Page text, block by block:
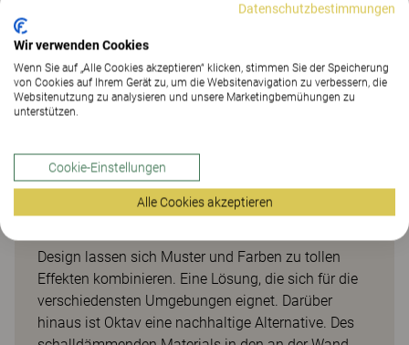
Kreative Schallabsorber zur
Wandmontage
Oktav ist ein effektiver und optisch ansprechender
zu einer guten Akustik bei, da sie hervorragende
schallabsorbierende Eigenschaften haben und die
Anforderungen der Schalldämmungsklasse A
Design lassen sich Muster und Farben zu tollen
Effekten kombinieren. Eine Lösung, die sich für die
verschiedensten Umgebungen eignet. Darüber
hinaus ist Oktav eine nachhaltige Alternative. Des
Datenschutzbestimmungen
Wir verwenden Cookies
Wenn Sie auf „Alle Cookies akzeptieren“ klicken, stimmen Sie der Speicherung
von Cookies auf Ihrem Gerät zu, um die Websitenavigation zu verbessern, die
Websitenutzung zu analysieren und unsere Marketingbemühungen zu
unterstützen.
Cookie-Einstellungen
Alle Cookies akzeptieren